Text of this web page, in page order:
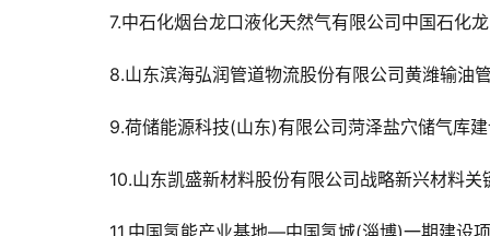
7.中石化烟台龙口液化天然气有限公司中国石化
8.山东滨海弘润管道物流股份有限公司黄潍输油
9.荷储能源科技(山东)有限公司菏泽盐穴储气库
10.山东凯盛新材料股份有限公司战略新兴材料
11.中国氢能产业基地—中国氢城(淄博)一期建设